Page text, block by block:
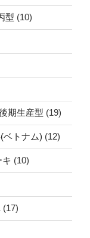
型 (10)
期生産型 (19)
トナム) (12)
(10)
(17)